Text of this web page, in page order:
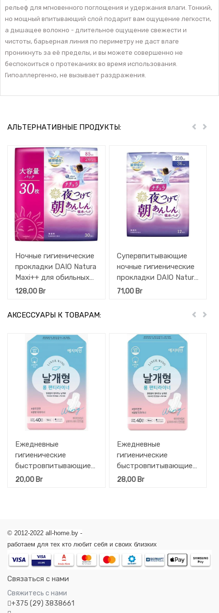
рельеф для мгновенного поглощения и удержания влаги. Тонкий,
но мощный впитывающий слой подарит вам ощущение легкости,
а дышащее волокно - длительное ощущение свежести и
чистоты, барьерная линия по периметру не даст влаге
проникнуть за её пределы, и вы можете совершенно не
беспокоиться о протеканиях во время использования.
Гипоаллергенно, не вызывает раздражения.
АЛЬТЕРНАТИВНЫЕ ПРОДУКТЫ: Пред
Ночные гигиенические
прокладки DAIO Natura
Maxi++ для обильных
выделений с мягкой
128,00Br
Супервпитывающие
ночные гигиенические
прокладки DAIO Natura
Long для обильных
71,00Br
АКСЕССУАРЫ К ТОВАРАМ: Пред
Ежедневные
гигиенические
быстровпитывающие
прокладки Yejimiin с
20,00 Br
Ежедневные
гигиенические
быстровпитывающие
прокладки Yejimiin с
28,00Br
© 2012-2022 all-home.by -
работаем для тех кто любит себя и своих близких
Связаться с нами
Свяжитесь с нами
+375 (29) 3838661